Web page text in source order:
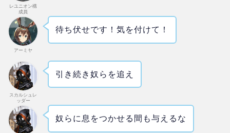
レユニオン構
成員
アーミヤ
待ち伏せです！気を付けて！
スカルシュレ
ッダー
引き続き奴らを追え
奴らに息をつかせる間も与えるな